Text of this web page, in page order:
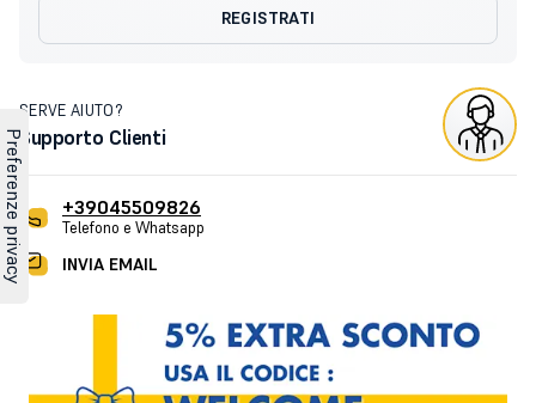
REGISTRATI
SERVE AIUTO?
Supporto Clienti
+39045509826
Telefono e Whatsapp
INVIA EMAIL